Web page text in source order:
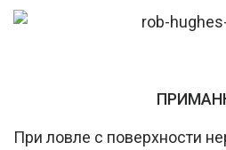
При ловле с поверхности